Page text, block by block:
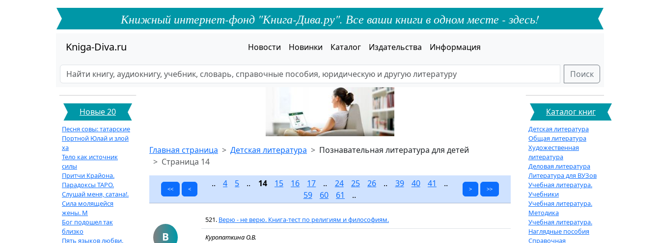
Книжный интернет-фонд "Книга-Дива.ру". Все ваши книги в одном месте - здесь!
Kniga-Diva.ru Новости Новинки Каталог Издательства Информация
Поиск
Новые 20
Песня совы: татарские
Портной Юлай и злой
ха
Тело как источник
силы
Притчи Крайона.
Парадоксы ТАРО.
Слушай меня, сатана!.
Сила молящейся
жены. М
Бог подошел так
близко
Пять языков любви.
Главная страница Детская литература
Познавательная литература для детей
Страница 14
<< <
..4 5 .. 14 15 16 17 .. 24 25 26 .. 39 40 41
..
59
60 61 ..
> >>
В
521. Верю - не верю. Книга-тест по религиям и философиям.
Куропаткина О.В.
Каталог книг
Детская литература
Общая литература
Художественная
литература
Деловая литература
Литература для ВУЗов
Учебная литература.
Учебники
Учебная литература.
Методика
Учебная литература.
Наглядные пособия
Справочная